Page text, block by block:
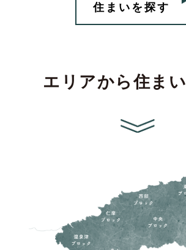
住まいを探す
エリアから住ま